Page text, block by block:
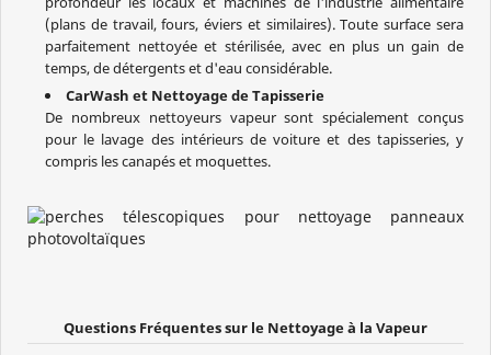
(plans de travail, fours, éviers et similaires). Toute surface sera
parfaitement nettoyée et stérilisée, avec en plus un gain de
temps, de détergents et d'eau considérable.
CarWash et Nettoyage de Tapisserie
De nombreux nettoyeurs vapeur sont spécialement conçus
pour le lavage des intérieurs de voiture et des tapisseries, y
compris les canapés et moquettes.
Questions Fréquentes sur le Nettoyage à la Vapeur